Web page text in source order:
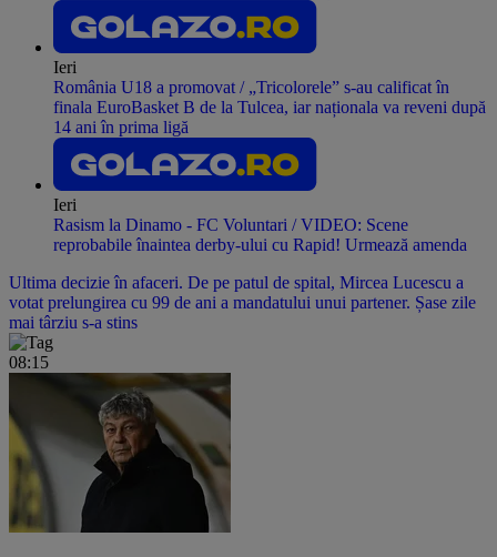
Ieri
România U18 a promovat / „Tricolorele” s-au calificat în
finala EuroBasket B de la Tulcea, iar naționala va reveni după
14 ani în prima ligă
Ieri
Rasism la Dinamo - FC Voluntari / VIDEO: Scene
reprobabile înaintea derby-ului cu Rapid! Urmează amenda
Ultima decizie în afaceri. De pe patul de spital, Mircea Lucescu a
votat prelungirea cu 99 de ani a mandatului unui partener. Șase zile
mai târziu s-a stins
08:15